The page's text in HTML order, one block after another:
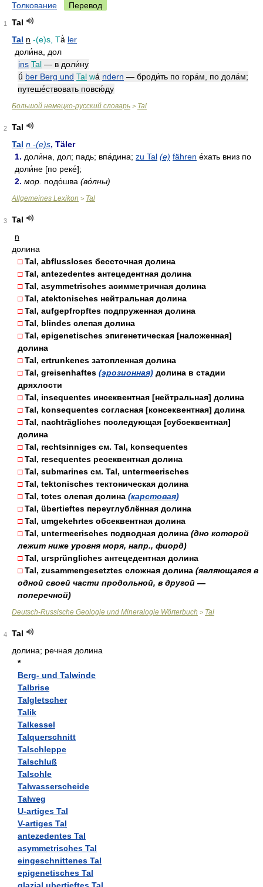
Толкование Перевод
1
Tal
Tal n -(e)s, Tä́ ler
доли́на, дол
ins Tal — в доли́ну
ǘ ber Berg und Tal wá ndern — броди́ть по гора́м, по дола́м;
путеше́ствовать повсю́ду
Большой немецко-русский словарь > Tal
2
Tal
Tal n -(e)s, Täler
1. доли́на, дол; падь; впа́дина; zu Tal (е) fähren е́хать вниз по
доли́не [по реке́];
2. мор. подо́шва (во́лны)
Allgemeines Lexikon > Tal
3
Tal
n
долина
□ Tal, abflussloses бессточная долина
□ Tal, antezedentes антецедентная долина
□ Tal, asymmetrisches асимметричная долина
□ Tal, atektonisches нейтральная долина
□ Tal, aufgepfropftes подпруженная долина
□ Tal, blindes слепая долина
□ Tal, epigenetisches эпигенетическая [наложенная]
долина
□ Tal, ertrunkenes затопленная долина
□ Tal, greisenhaftes (эрозионная) долина в стадии
дряхлости
□ Tal, insequentes инсеквентная [нейтральная] долина
□ Tal, konsequentes согласная [консеквентная] долина
□ Tal, nachträgliches последующая [субсеквентная]
долина
□ Tal, rechtsinniges см. Tal, konsequentes
□ Tal, resequentes ресеквентная долина
□ Tal, submarines см. Tal, untermeerisches
□ Tal, tektonisches тектоническая долина
□ Tal, totes слепая долина (карстовая)
□ Tal, übertieftes переуглублённая долина
□ Tal, umgekehrtes обсеквентная долина
□ Tal, untermeerisches подводная долина (дно которой
лежит ниже уровня моря, напр., фиорд)
□ Tal, ursprüngliches антецедентная долина
□ Tal, zusammengesetztes сложная долина (являющаяся в
одной своей части продольной, в другой —
поперечной)
Deutsch-Russische Geologie und Mineralogie Wörterbuch > Tal
4
Tal
долина; речная долина
*
Berg- und Talwinde
Talbrise
Talgletscher
Talik
Talkessel
Talquerschnitt
Talschleppe
Talschluß
Talsohle
Talwasserscheide
Talweg
U-artiges Tal
V-artiges Tal
antezedentes Tal
asymmetrisches Tal
eingeschnittenes Tal
epigenetisches Tal